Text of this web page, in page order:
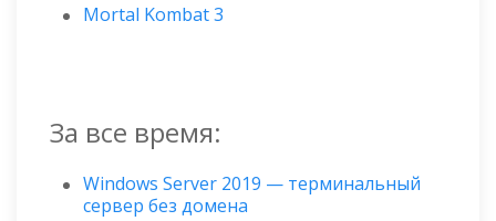
Mortal Kombat 3
За все время:
Windows Server 2019 — терминальный
сервер без домена